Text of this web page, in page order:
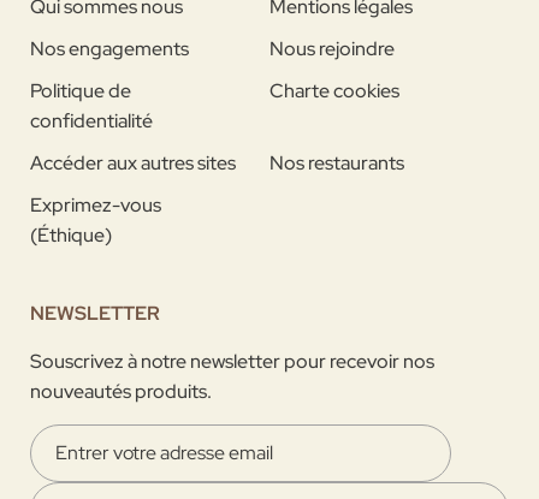
Qui sommes nous
Mentions légales
Nos engagements
Nous rejoindre
Politique de
confidentialité
Charte cookies
Accéder aux autres sites
Nos restaurants
Exprimez-vous
(Éthique)
NEWSLETTER
Souscrivez à notre newsletter pour recevoir nos
nouveautés produits.